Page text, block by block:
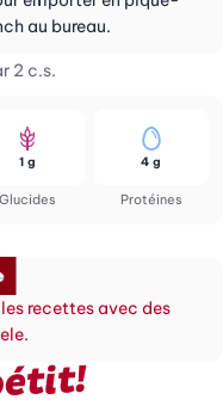
au bureau.
2 c.s.
Glucides
1 g
Protéines
4 g
recettes avec des